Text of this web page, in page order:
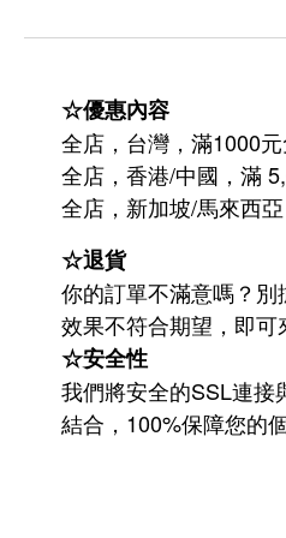
☆優惠內容
全店，台灣，滿1000
全店，香港/中國，滿
全店，新加坡/馬來西
☆退貨
你的訂單不滿意嗎？
效果不符合期望，即可
☆安全性
我們將安全的SSL連接
結合，100%保障您的